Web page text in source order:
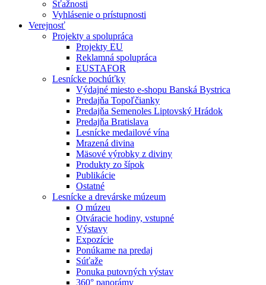
Sťažnosti
Vyhlásenie o prístupnosti
Verejnosť
Projekty a spolupráca
Projekty EU
Reklamná spolupráca
EUSTAFOR
Lesnícke pochúťky
Výdajné miesto e-shopu Banská Bystrica
Predajňa Topoľčianky
Predajňa Semenoles Liptovský Hrádok
Predajňa Bratislava
Lesnícke medailové vína
Mrazená divina
Mäsové výrobky z diviny
Produkty zo šípok
Publikácie
Ostatné
Lesnícke a drevárske múzeum
O múzeu
Otváracie hodiny, vstupné
Výstavy
Expozície
Ponúkame na predaj
Súťaže
Ponuka putovných výstav
360° panorámy